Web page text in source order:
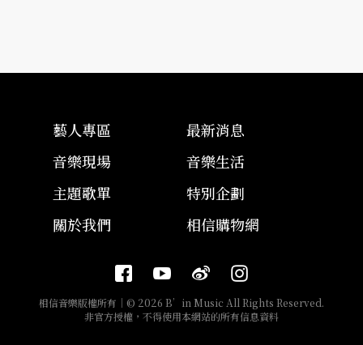
藝人專區
最新消息
音樂現場
音樂生活
主題歌單
特別企劃
關於我們
相信購物網
相信音樂版權所有｜© 2026 B’in Music All Rights Reserved.
非官方授權，不得使用本網站的所有信息資料